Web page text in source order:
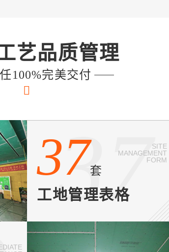
艺品质管理
100%完美交付
37套
工地管理表格
SITE
MANAGEMENT
FORM
37